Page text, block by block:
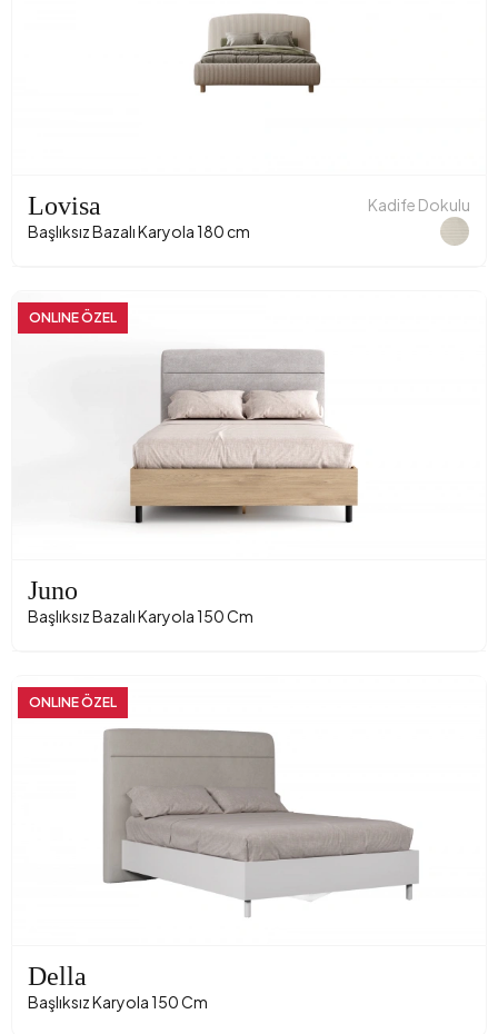
Lovisa
Başlıksız Bazalı Karyola 180 cm
Kadife Dokulu
ONLINE ÖZEL
Juno
Başlıksız Bazalı Karyola 150 Cm
ONLINE ÖZEL
Della
Başlıksız Karyola 150 Cm